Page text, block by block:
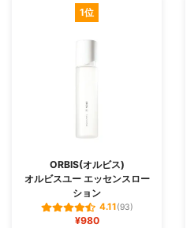
1位
ORBIS(オルビス)
オルビスユー エッセンスロー
ション
4.11(93)
¥980